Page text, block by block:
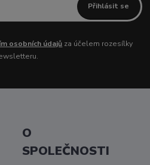
Přihlásit se
osobních údajů za účelem rozesílky
O
SPOLEČNOSTI